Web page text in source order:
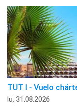
TUT I - Vuelo
lu, 31.08.2026